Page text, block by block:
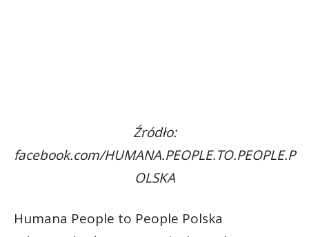
Źródło:
facebook.com/HUMANA.PEOPLE.TO.PEOPLE.P
OLSKA
Humana People to People Polska